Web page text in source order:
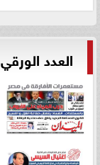
العدد الورقي